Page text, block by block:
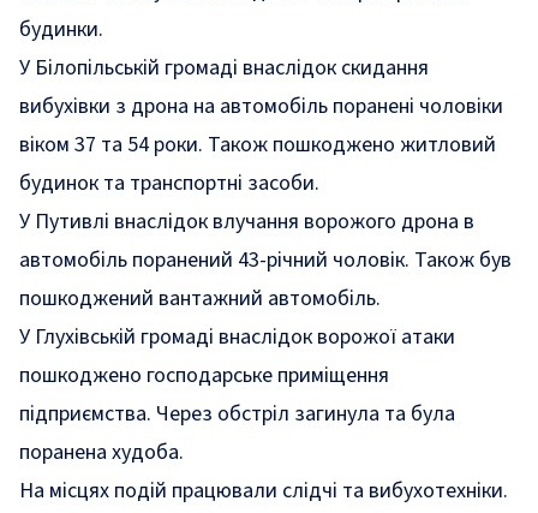
будинки.
У Білопільській громаді внаслідок скидання
вибухівки з дрона на автомобіль поранені чоловіки
віком 37 та 54 роки. Також пошкоджено житловий
будинок та транспортні засоби.
У Путивлі внаслідок влучання ворожого дрона в
автомобіль поранений 43-річний чоловік. Також був
пошкоджений вантажний автомобіль.
У Глухівській громаді внаслідок ворожої атаки
пошкоджено господарське приміщення
підприємства. Через обстріл загинула та була
поранена худоба.
На місцях подій працювали слідчі та вибухотехніки.